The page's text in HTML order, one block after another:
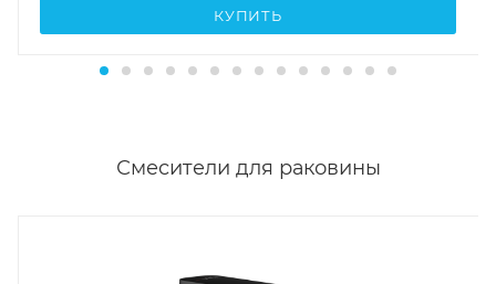
КУПИТЬ
Смесители для раковины